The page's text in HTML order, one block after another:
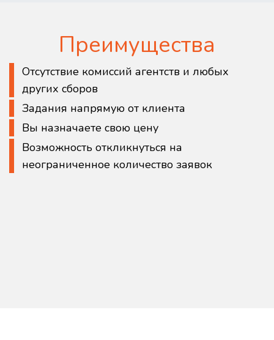
Преимущества
Отсутствие комиссий агентств и любых
других сборов
Задания напрямую от клиента
Вы назначаете свою цену
Возможность откликнуться на
неограниченное количество заявок